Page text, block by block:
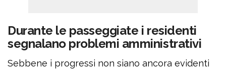
Durante le passeggiate i residenti
segnalano problemi amministrativi
Sebbene i progressi non siano ancora evidenti